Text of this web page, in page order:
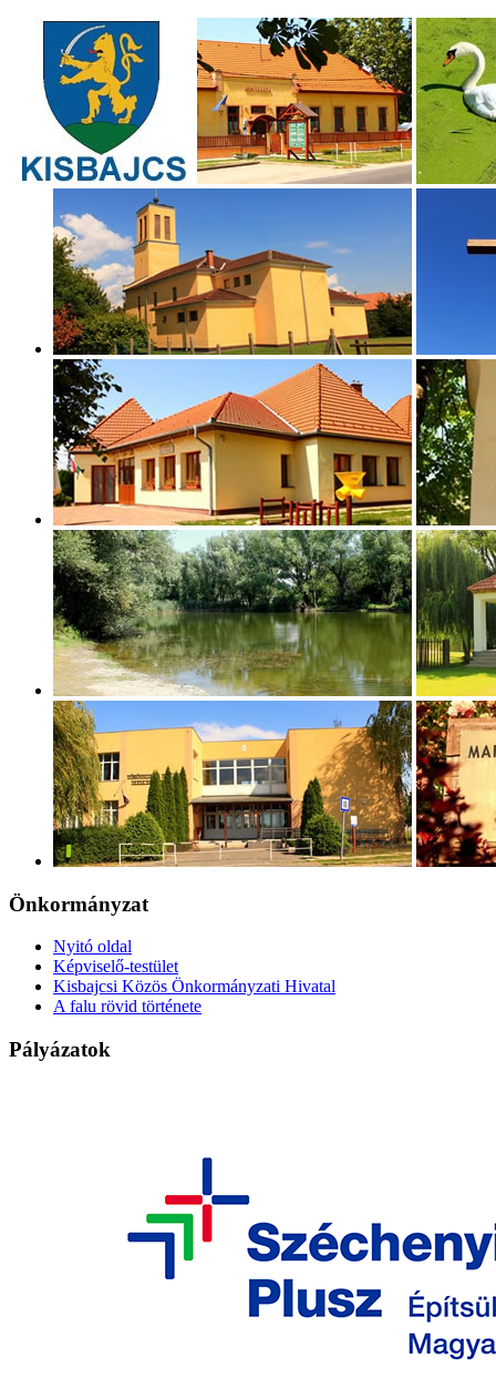
Önkormányzat
Nyitó oldal
Képviselő-testület
Kisbajcsi Közös Önkormányzati Hivatal
A falu rövid története
Pályázatok